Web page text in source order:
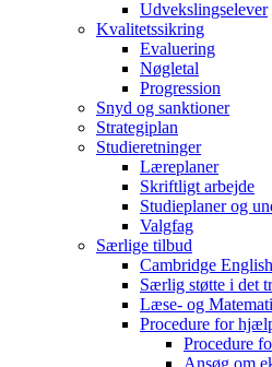
Udvekslingselever
Kvalitetssikring
Evaluering
Nøgletal
Progression
Snyd og sanktioner
Strategiplan
Studieretninger
Læreplaner
Skriftligt arbejde
Studieplaner og
Valgfag
Særlige tilbud
Cambridge English
Særlig støtte i det
Læse- og
Procedure for
Procedure
Ansøg om